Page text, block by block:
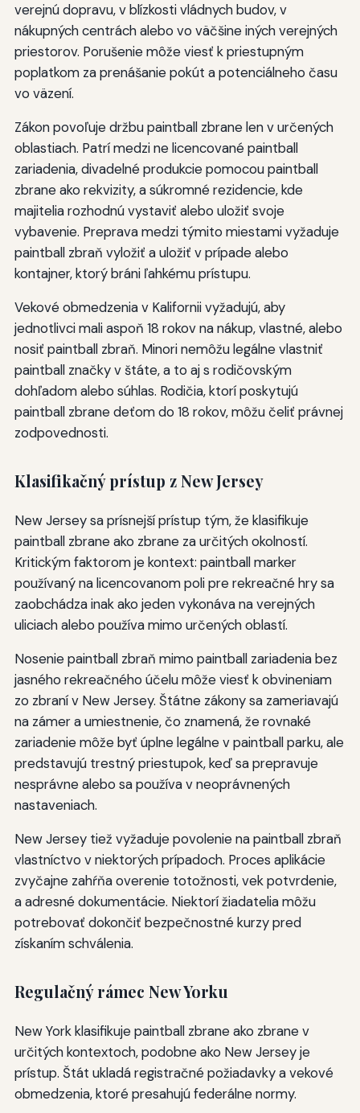
verejnú dopravu, v blízkosti vládnych budov, v
nákupných centrách alebo vo väčšine iných verejných
priestorov. Porušenie môže viesť k priestupným
poplatkom za prenášanie pokút a potenciálneho času
vo väzení.
Zákon povoľuje držbu paintball zbrane len v určených
oblastiach. Patrí medzi ne licencované paintball
zariadenia, divadelné produkcie pomocou paintball
zbrane ako rekvizity, a súkromné rezidencie, kde
majitelia rozhodnú vystaviť alebo uložiť svoje
vybavenie. Preprava medzi týmito miestami vyžaduje
paintball zbraň vyložiť a uložiť v prípade alebo
kontajner, ktorý bráni ľahkému prístupu.
Vekové obmedzenia v Kalifornii vyžadujú, aby
jednotlivci mali aspoň 18 rokov na nákup, vlastné, alebo
nosiť paintball zbraň. Minori nemôžu legálne vlastniť
paintball značky v štáte, a to aj s rodičovským
dohľadom alebo súhlas. Rodičia, ktorí poskytujú
paintball zbrane deťom do 18 rokov, môžu čeliť právnej
zodpovednosti.
Klasifikačný prístup z New Jersey
New Jersey sa prísnejší prístup tým, že klasifikuje
paintball zbrane ako zbrane za určitých okolností.
Kritickým faktorom je kontext: paintball marker
používaný na licencovanom poli pre rekreačné hry sa
zaobchádza inak ako jeden vykonáva na verejných
uliciach alebo používa mimo určených oblastí.
Nosenie paintball zbraň mimo paintball zariadenia bez
jasného rekreačného účelu môže viesť k obvineniam
zo zbraní v New Jersey. Štátne zákony sa zameriavajú
na zámer a umiestnenie, čo znamená, že rovnaké
zariadenie môže byť úplne legálne v paintball parku, ale
predstavujú trestný priestupok, keď sa prepravuje
nesprávne alebo sa používa v neoprávnených
nastaveniach.
New Jersey tiež vyžaduje povolenie na paintball zbraň
vlastníctvo v niektorých prípadoch. Proces aplikácie
zvyčajne zahŕňa overenie totožnosti, vek potvrdenie,
a adresné dokumentácie. Niektorí žiadatelia môžu
potrebovať dokončiť bezpečnostné kurzy pred
získaním schválenia.
Regulačný rámec New Yorku
New York klasifikuje paintball zbrane ako zbrane v
určitých kontextoch, podobne ako New Jersey je
prístup. Štát ukladá registračné požiadavky a vekové
obmedzenia, ktoré presahujú federálne normy.